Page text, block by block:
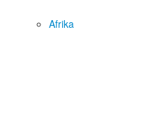
Afrika